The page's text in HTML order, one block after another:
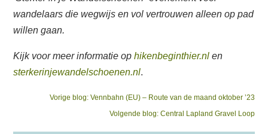
wandelaars die wegwijs en vol vertrouwen alleen op pad
willen gaan.
Kijk voor meer informatie op hikenbeginthier.nl en
sterkerinjewandelschoenen.nl.
BerichtVorige blog: Previous
Vennbahn (EU) – Route van de maand oktober ’23
Volgende blog: Next
Central Lapland Gravel Loop